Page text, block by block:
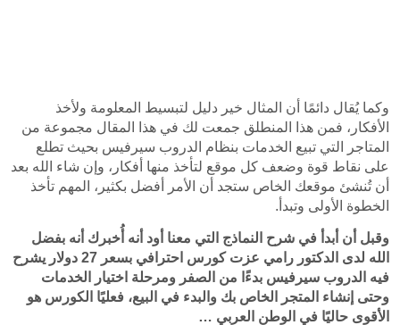
وكما يُقال دائمًا أن المثال خير دليل لتبسيط المعلومة ولأخذ
الأفكار، فمن هذا المنطلق جمعت لك في هذا المقال مجموعة من
على نقاط قوة وضعف كل موقع لتأخذ منها أفكار، وإن شاء الله بعد
أن تُنشئ موقعك الخاص ستجد أن الأمر أفضل بكثير، المهم تأخذ
وقبل أن أبدأ في شرح النماذج التي معنا أود أنه أُخبرك أنه بفضل
فيه الدروب سيرفيس بدءًا من الصفر ومرحلة اختيار الخدمات
وحتى إنشاء المتجر الخاص بك والبدء في البيع، فعليًا الكورس هو
…